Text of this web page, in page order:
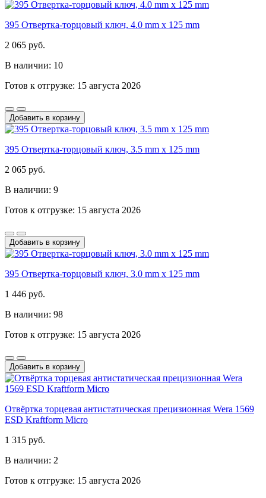
395 Отвертка-торцовый ключ, 4.0 mm x 125 mm
2 065 руб.
В наличии: 10
Готов к отгрузке: 15 августа 2026
Добавить в корзину
395 Отвертка-торцовый ключ, 3.5 mm x 125 mm
2 065 руб.
В наличии: 9
Готов к отгрузке: 15 августа 2026
Добавить в корзину
395 Отвертка-торцовый ключ, 3.0 mm x 125 mm
1 446 руб.
В наличии: 98
Готов к отгрузке: 15 августа 2026
Добавить в корзину
Отвёртка торцевая антистатическая прецизионная Wera 1569
ESD Kraftform Micro
1 315 руб.
В наличии: 2
Готов к отгрузке: 15 августа 2026